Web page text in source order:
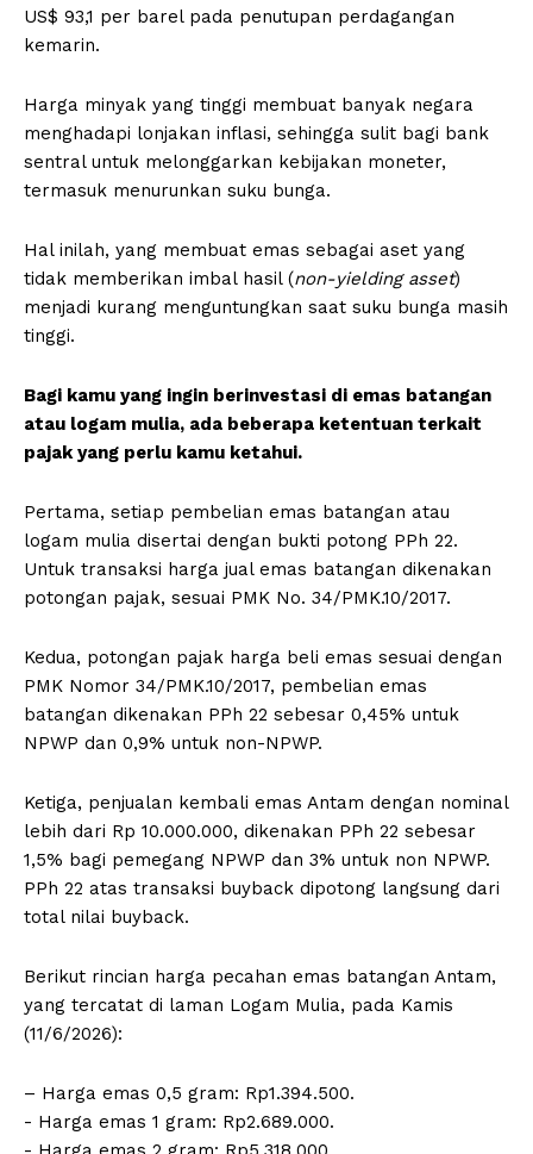
US$ 93,1 per barel pada penutupan perdagangan
kemarin.
Harga minyak yang tinggi membuat banyak negara
menghadapi lonjakan inflasi, sehingga sulit bagi bank
sentral untuk melonggarkan kebijakan moneter,
termasuk menurunkan suku bunga.
Hal inilah, yang membuat emas sebagai aset yang
tidak memberikan imbal hasil (non-yielding asset)
menjadi kurang menguntungkan saat suku bunga masih
tinggi.
Bagi kamu yang ingin berinvestasi di emas batangan
atau logam mulia, ada beberapa ketentuan terkait
pajak yang perlu kamu ketahui.
Pertama, setiap pembelian emas batangan atau
logam mulia disertai dengan bukti potong PPh 22.
Untuk transaksi harga jual emas batangan dikenakan
potongan pajak, sesuai PMK No. 34/PMK.10/2017.
Kedua, potongan pajak harga beli emas sesuai dengan
PMK Nomor 34/PMK.10/2017, pembelian emas
batangan dikenakan PPh 22 sebesar 0,45% untuk
NPWP dan 0,9% untuk non-NPWP.
Ketiga, penjualan kembali emas Antam dengan nominal
lebih dari Rp 10.000.000, dikenakan PPh 22 sebesar
1,5% bagi pemegang NPWP dan 3% untuk non NPWP.
PPh 22 atas transaksi buyback dipotong langsung dari
total nilai buyback.
Berikut rincian harga pecahan emas batangan Antam,
yang tercatat di laman Logam Mulia, pada Kamis
(11/6/2026):
– Harga emas 0,5 gram: Rp1.394.500.
‎- ⁠Harga emas 1 gram: Rp2.689.000.